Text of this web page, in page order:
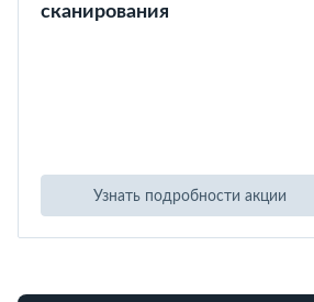
сканирования
Узнать подробности акции